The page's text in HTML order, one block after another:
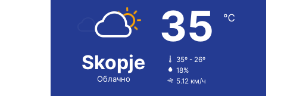
Skopje
Облачно
35 ℃
35º - 26º
18%
5.12 км/ч